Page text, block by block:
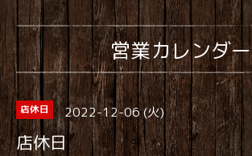
営業カレンダー
店休日 2022-12-06 (火)
店休日